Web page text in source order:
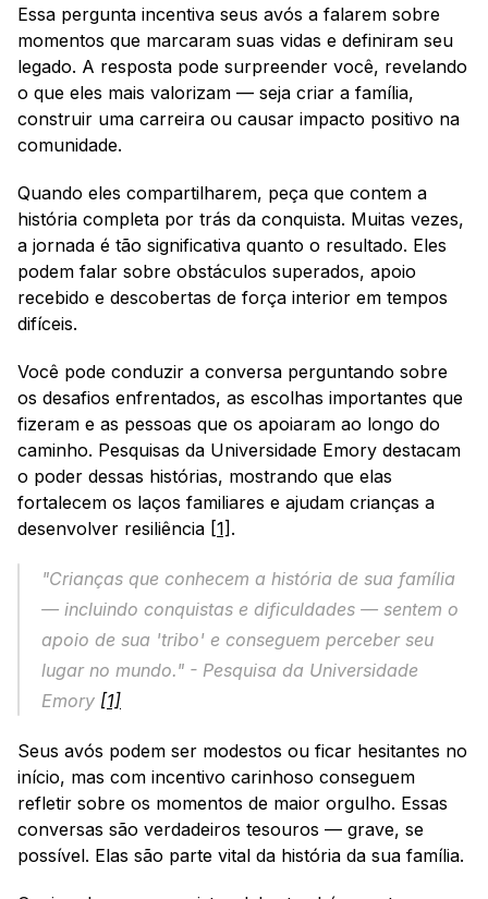
Essa pergunta incentiva seus avós a falarem sobre
momentos que marcaram suas vidas e definiram seu
legado. A resposta pode surpreender você, revelando
o que eles mais valorizam — seja criar a família,
construir uma carreira ou causar impacto positivo na
comunidade.
Quando eles compartilharem, peça que contem a
história completa por trás da conquista. Muitas vezes,
a jornada é tão significativa quanto o resultado. Eles
podem falar sobre obstáculos superados, apoio
recebido e descobertas de força interior em tempos
difíceis.
Você pode conduzir a conversa perguntando sobre
os desafios enfrentados, as escolhas importantes que
fizeram e as pessoas que os apoiaram ao longo do
caminho. Pesquisas da Universidade Emory destacam
o poder dessas histórias, mostrando que elas
fortalecem os laços familiares e ajudam crianças a
desenvolver resiliência [1] .
"Crianças que conhecem a história de sua família
— incluindo conquistas e dificuldades — sentem o
apoio de sua 'tribo' e conseguem perceber seu
lugar no mundo." - Pesquisa da Universidade
Emory [1]
Seus avós podem ser modestos ou ficar hesitantes no
início, mas com incentivo carinhoso conseguem
refletir sobre os momentos de maior orgulho. Essas
conversas são verdadeiros tesouros — grave, se
possível. Elas são parte vital da história da sua família.